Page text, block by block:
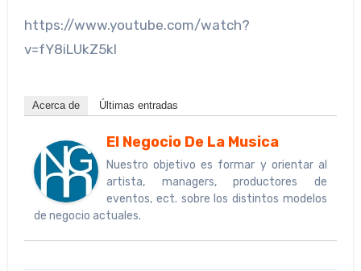
https://www.youtube.com/watch?
v=fY8iLUkZ5kI
Acerca de Últimas entradas
El Negocio De La Musica
Nuestro objetivo es formar y orientar al
artista, managers, productores de
eventos, ect. sobre los distintos modelos
de negocio actuales.